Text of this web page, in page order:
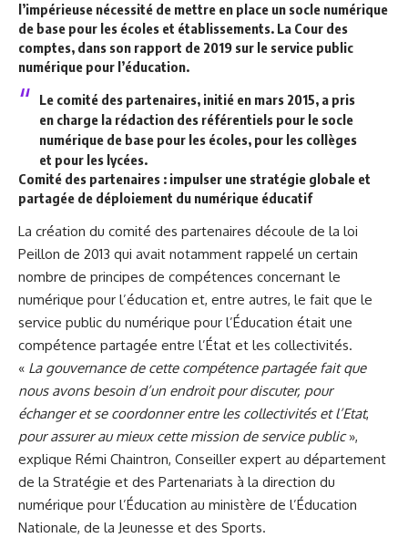
l’impérieuse nécessité de mettre en place un socle numérique
de base pour les écoles et établissements. La Cour des
comptes, dans son rapport de 2019 sur le service public
numérique pour l’éducation.
Le comité des partenaires, initié en mars 2015, a pris
en charge la rédaction des référentiels pour le socle
numérique de base pour les écoles, pour les collèges
et pour les lycées.
Comité des partenaires : impulser une stratégie globale et
partagée de déploiement du numérique éducatif
La création du comité des partenaires découle de la loi
Peillon de 2013 qui avait notamment rappelé un certain
nombre de principes de compétences concernant le
numérique pour l’éducation et, entre autres, le fait que le
service public du numérique pour l’Éducation était une
compétence partagée entre l’État et les collectivités.
« La gouvernance de cette compétence partagée fait que
nous avons besoin d’un endroit pour discuter, pour
échanger et se coordonner entre les collectivités et l’Etat,
pour assurer au mieux cette mission de service public»,
explique Rémi Chaintron, Conseiller expert au département
de la Stratégie et des Partenariats à la direction du
numérique pour l’Éducation au ministère de l’Éducation
Nationale, de la Jeunesse et des Sports.